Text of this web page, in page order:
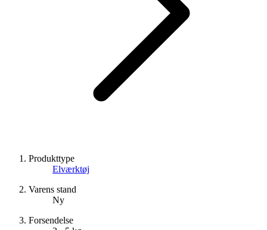
Produkttype
Elværktøj
Varens stand
Ny
Forsendelse